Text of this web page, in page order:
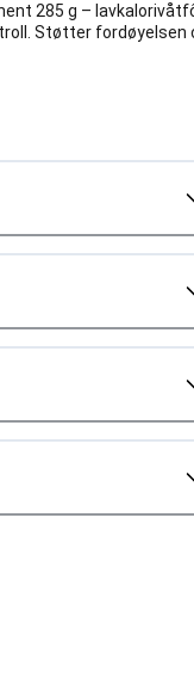
285 g –
Støtter fordøyelsen